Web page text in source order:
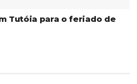
Tutóia para o feriado de